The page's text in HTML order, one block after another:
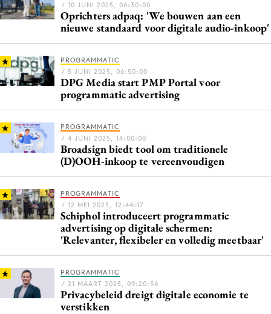
/ 10 JUNI 2025, 06:30:00
Oprichters adpaq: 'We bouwen aan een
nieuwe standaard voor digitale audio-inkoop'
PROGRAMMATIC
/ 5 JUNI 2025, 06:50:00
DPG Media start PMP Portal voor
programmatic advertising
PROGRAMMATIC
/ 4 JUNI 2025, 14:00:00
Broadsign biedt tool om traditionele
(D)OOH-inkoop te vereenvoudigen
PROGRAMMATIC
/ 12 MEI 2025, 12:44:17
Schiphol introduceert programmatic
advertising op digitale schermen:
'Relevanter, flexibeler en volledig meetbaar'
PROGRAMMATIC
/ 21 MAART 2025, 09:20:56
Privacybeleid dreigt digitale economie te
verstikken